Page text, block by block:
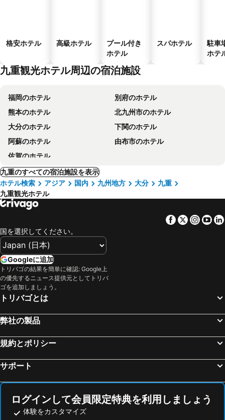
格安ホテル 高級ホテル
プール付き
ホテル
スパホテル
駐車
ホテ
九重観光ホテル周辺の宿泊施設
福岡のホテル
別府のホテル
熊本のホテル
北九州市のホテル
大分のホテル
下関のホテル
阿蘇のホテル
由布市のホテル
佐賀のホテル
九重のすべての宿泊施設を表示
ホテル検索
アジア 国内 九州地方 大分
九重
九重観光ホテル
Facebook
Twitter
国を選択してください。
Googleに追加
トリバゴの結果を簡単に確認: Google上
の優先するニュース提供元としてトリバ
ゴを追加しましょう。
トリバゴとは
弊社の製品
規約とポリシー
サポート
ログインして会員限定特典を利用しましょう
体験をカスタマイズ